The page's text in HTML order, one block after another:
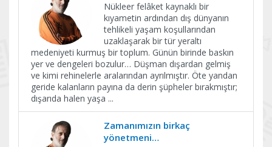
Nükleer felâket kaynaklı bir
kıyametin ardından dış dünyanın
tehlikeli yaşam koşullarından
uzaklaşarak bir tür yeraltı
medeniyeti kurmuş bir toplum. Günün birinde baskın
yer ve dengeleri bozulur… Düşman dışardan gelmiş
ve kimi rehinelerle aralarından ayrılmıştır. Öte yandan
geride kalanların payına da derin şüpheler bırakmıştır;
dışarıda halen yaşa ...
Zamanımızın birkaç
yönetmeni…